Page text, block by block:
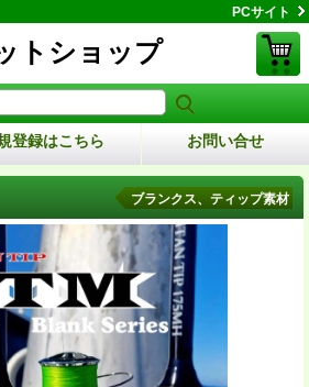
PCサイト
トショップ
登録はこちら お問い合せ
ブランクス、ティップ素材